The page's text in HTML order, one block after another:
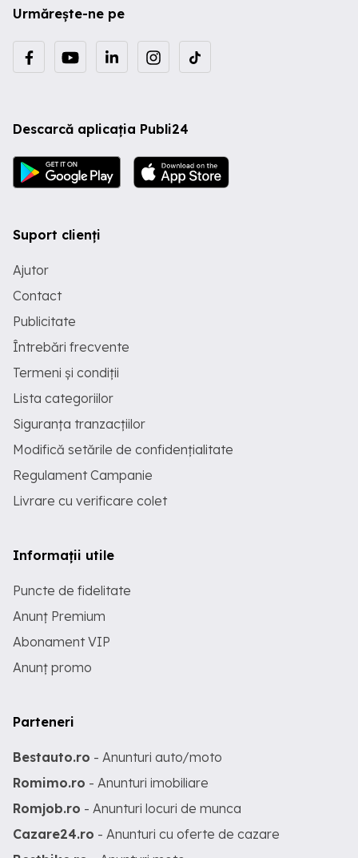
Urmărește-ne pe
Descarcă aplicația Publi24
Suport clienți
Ajutor
Contact
Publicitate
Întrebări frecvente
Termeni și condiții
Lista categoriilor
Siguranța tranzacțiilor
Modifică setările de confidențialitate
Regulament Campanie
Livrare cu verificare colet
Informații utile
Puncte de fidelitate
Anunț Premium
Abonament VIP
Anunț promo
Parteneri
Bestauto.ro - Anunturi auto/moto
Romimo.ro - Anunturi imobiliare
Romjob.ro - Anunturi locuri de munca
Cazare24.ro - Anunturi cu oferte de cazare